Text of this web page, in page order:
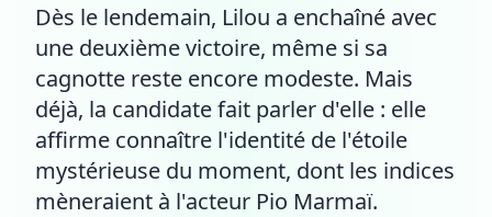
Dès le lendemain, Lilou a enchaîné avec
une deuxième victoire, même si sa
cagnotte reste encore modeste. Mais
déjà, la candidate fait parler d'elle : elle
affirme connaître l'identité de l'étoile
mystérieuse du moment, dont les indices
mèneraient à l'acteur Pio Marmaï.